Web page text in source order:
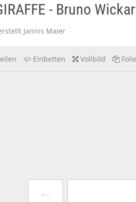
- Bruno
Jannis Maier
Einbetten Vollbild
←